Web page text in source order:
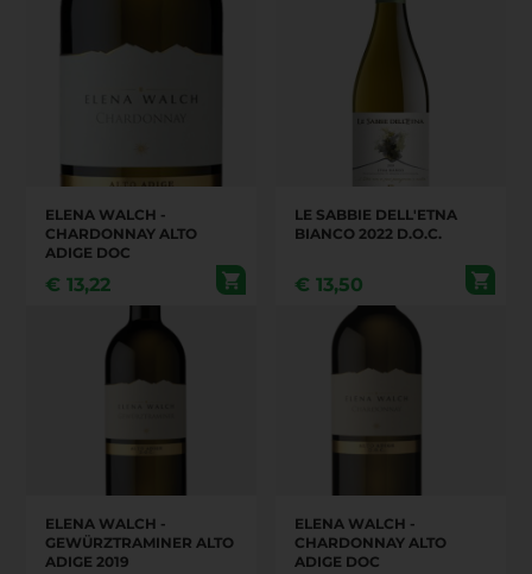
ELENA WALCH -
CHARDONNAY ALTO
ADIGE DOC
€ 13,22
LE SABBIE DELL'ETNA
BIANCO 2022 D.O.C.
€ 13,50
ELENA WALCH -
GEWÜRZTRAMINER ALTO
ADIGE 2019
ELENA WALCH -
CHARDONNAY ALTO
ADIGE DOC